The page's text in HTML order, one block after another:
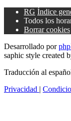
RG Índice
Todos los
Borrar cookies
Desarrollado por
saphic style created
Traducción al
Privacidad |